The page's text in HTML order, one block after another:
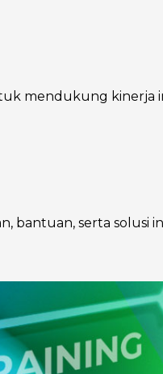
mendukung kinerja
bantuan, serta solusi